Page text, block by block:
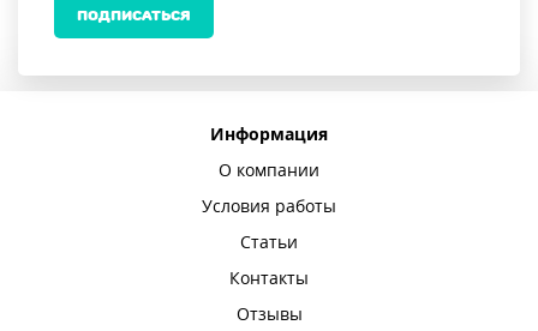
ПОДПИСАТЬСЯ
Информация
О компании
Условия работы
Статьи
Контакты
Отзывы